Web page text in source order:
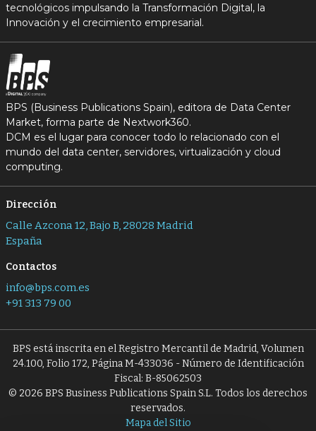
tecnológicos impulsando la Transformación Digital, la
Innovación y el crecimiento empresarial.
BPS (Business Publications Spain), editora de Data Center
Market, forma parte de Nextwork360.
DCM es el lugar para conocer todo lo relacionado con el
mundo del data center, servidores, virtualización y cloud
computing.
Dirección
Calle Azcona 12, Bajo B, 28028 Madrid
España
Contactos
info@bps.com.es
+91 313 79 00
BPS está inscrita en el Registro Mercantil de Madrid, Volumen
24.100, Folio 172, Página M-433036 - Número de Identificación
Fiscal: B-85062503
© 2026 BPS Business Publications Spain S.L. Todos los derechos
reservados.
Mapa del Sitio